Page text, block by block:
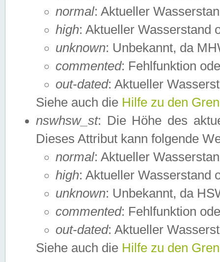
normal: Aktueller
high: Aktueller Wasserstand
unknown: Unbekannt, da
commented: Fehlfunktion
out-dated: Aktueller
Siehe auch die Hilfe zu den
nswhsw_st: Die Höhe des
Dieses Attribut kann folgende
normal: Aktueller
high: Aktueller Wasserstand
unknown: Unbekannt, da
commented: Fehlfunktion
out-dated: Aktueller
Siehe auch die Hilfe zu den